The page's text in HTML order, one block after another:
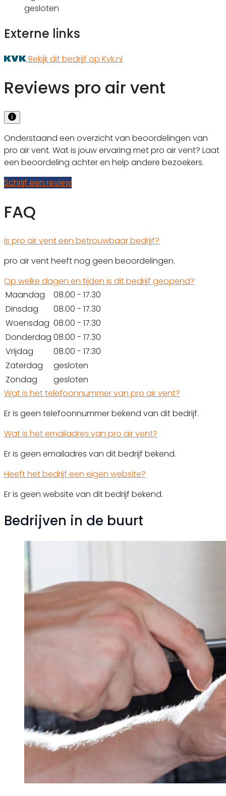
gesloten
Externe links
Bekijk dit bedrijf op Kvk.nl
Reviews pro air vent
Onderstaand een overzicht van beoordelingen van
pro air vent. Wat is jouw ervaring met pro air vent? Laat
een beoordeling achter en help andere bezoekers.
Schrijf een review
FAQ
Is pro air vent een betrouwbaar bedrijf?
pro air vent heeft nog geen beoordelingen.
Op welke dagen en tijden is dit bedrijf geopend?
Maandag
08.00 - 17.30
Dinsdag
08.00 - 17.30
Woensdag 08.00 - 17.30
Donderdag 08.00 - 17.30
Vrijdag
08.00 - 17.30
Zaterdag
gesloten
Zondag
gesloten
Wat is het telefoonnummer van pro air vent?
Er is geen telefoonnummer bekend van dit bedrijf.
Wat is het emailadres van pro air vent?
Er is geen emailadres van dit bedrijf bekend.
Heeft het bedrijf een eigen website?
Er is geen website van dit bedrijf bekend.
Bedrijven in de buurt